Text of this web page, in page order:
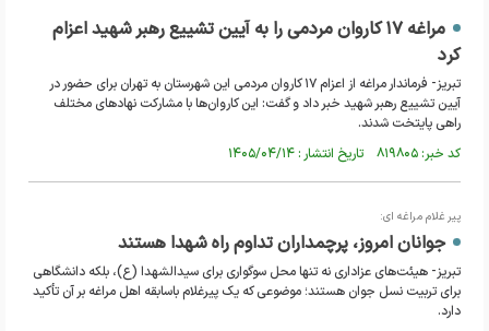
مراغه ۱۷ کاروان مردمی را به آیین تشییع رهبر شهید اعزام
کرد
تبریز- فرماندار مراغه از اعزام ۱۷ کاروان مردمی این شهرستان به تهران برای حضور در
آیین تشییع رهبر شهید خبر داد و گفت: این کاروان‌ها با مشارکت نهادهای مختلف
راهی پایتخت شدند.
کد خبر: ۸۱۹۸۰۵ تاریخ انتشار : ۱۴۰۵/۰۴/۱۴
پیر غلام مراغه ای:
جوانان امروز، پرچمداران تداوم راه شهدا هستند
تبریز- هیئت‌های عزاداری نه تنها محل سوگواری برای سیدالشهدا (ع)، بلکه دانشگاهی
برای تربیت نسل جوان هستند؛ موضوعی که یک پیرغلام باسابقه اهل مراغه بر آن تأکید
دارد.